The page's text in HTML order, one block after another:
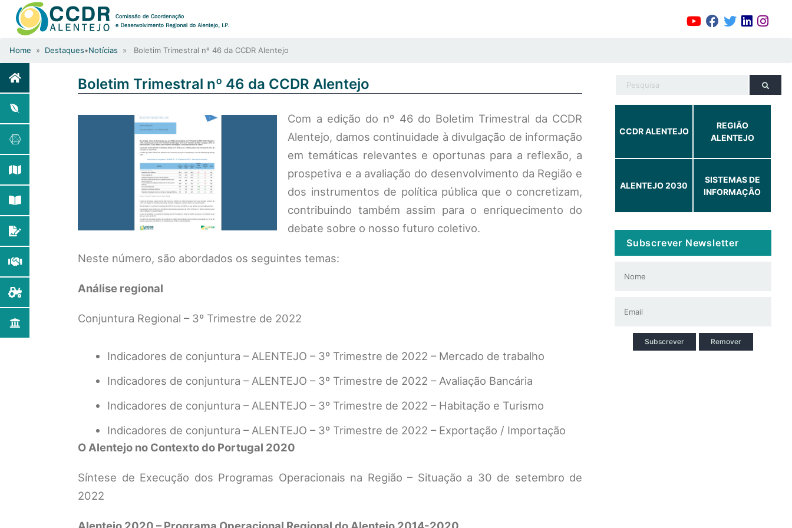
Home » Destaques•Notícias » Boletim Trimestral nº 46 da CCDR Alentejo
Boletim Trimestral nº 46 da CCDR Alentejo
Com a edição do nº 46 do Boletim Trimestral da CCDR
Alentejo, damos continuidade à divulgação de informação
em temáticas relevantes e oportunas para a reflexão, a
prospetiva e a avaliação do desenvolvimento da Região e
dos instrumentos de política pública que o concretizam,
contribuindo também assim para o enriquecimento do
debate sobre o nosso futuro coletivo.
Neste número, são abordados os seguintes temas:
Análise regional
Conjuntura Regional – 3º Trimestre de 2022
Indicadores de conjuntura – ALENTEJO – 3º Trimestre de 2022 – Mercado de trabalho
Indicadores de conjuntura – ALENTEJO – 3º Trimestre de 2022 – Avaliação Bancária
Indicadores de conjuntura – ALENTEJO – 3º Trimestre de 2022 – Habitação e Turismo
Indicadores de conjuntura – ALENTEJO – 3º Trimestre de 2022 – Exportação / Importação
O Alentejo no Contexto do Portugal 2020
Síntese de Execução dos Programas Operacionais na Região – Situação a 30 de setembro de
2022
CCDR ALENTEJO
REGIÃO
ALENTEJO
ALENTEJO 2030
SISTEMAS DE
INFORMAÇÃO
Subscrever Newsletter
Subscrever Remover